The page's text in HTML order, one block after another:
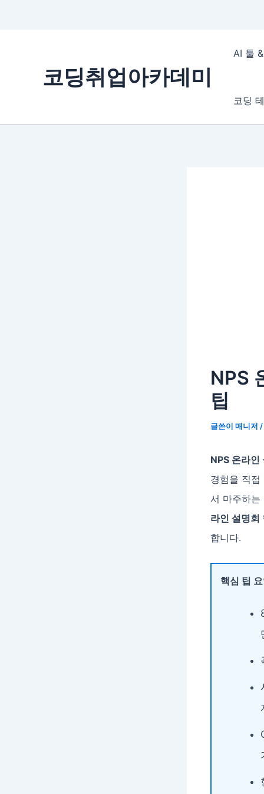
코딩취업아카데미
AI 툴
코딩
NPS
팁
글쓴이 매니저 /
NPS 온라인
경험을 직
서 마주하
라인 설명회
합니다.
핵심 팁